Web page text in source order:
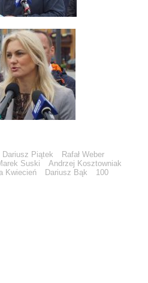
Dariusz Piątek
Rafał Weber
Suski
Andrzej Kosztowniak
Kwiecień Dariusz Bąk
100